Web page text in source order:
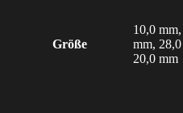
Größe
10,0
mm,
20,0 mm